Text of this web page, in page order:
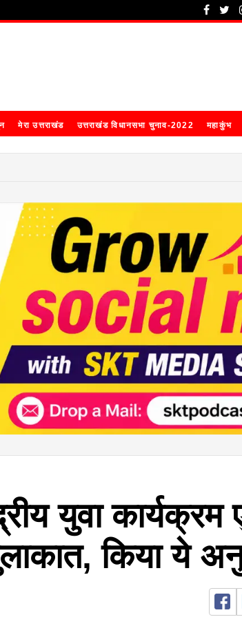
मेरा उत्तराखंड उत्तराखंड विधानसभा चुनाव-2022 महाकुंभ
युवा
किया ये